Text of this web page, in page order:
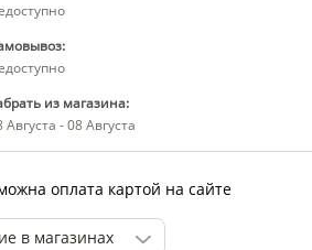
из магазина:
Августа - 08 Августа
оплата картой на сайте
в магазинах